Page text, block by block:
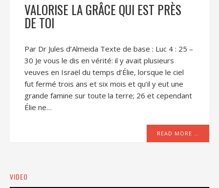
VALORISE LA GRÂCE QUI EST PRÈS
DE TOI
Par Dr Jules d’Almeida Texte de base : Luc 4 : 25 –
30 Je vous le dis en vérité: il y avait plusieurs
veuves en Israël du temps d’Élie, lorsque le ciel
fut fermé trois ans et six mois et qu’il y eut une
grande famine sur toute la terre; 26 et cependant
Élie ne…
READ MORE …
VIDEO